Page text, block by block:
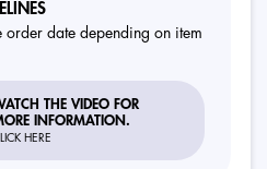
THE VIDEO FOR
INFORMATION.
HERE